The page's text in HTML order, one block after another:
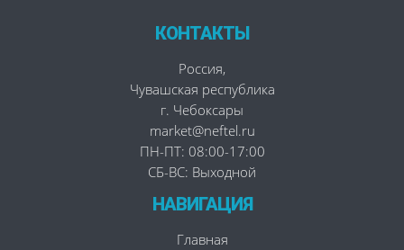
КОНТАКТЫ
Россия,
Чувашская республика
г. Чебоксары
market@neftel.ru
ПН-ПТ: 08:00-17:00
СБ-ВС: Выходной
НАВИГАЦИЯ
Главная